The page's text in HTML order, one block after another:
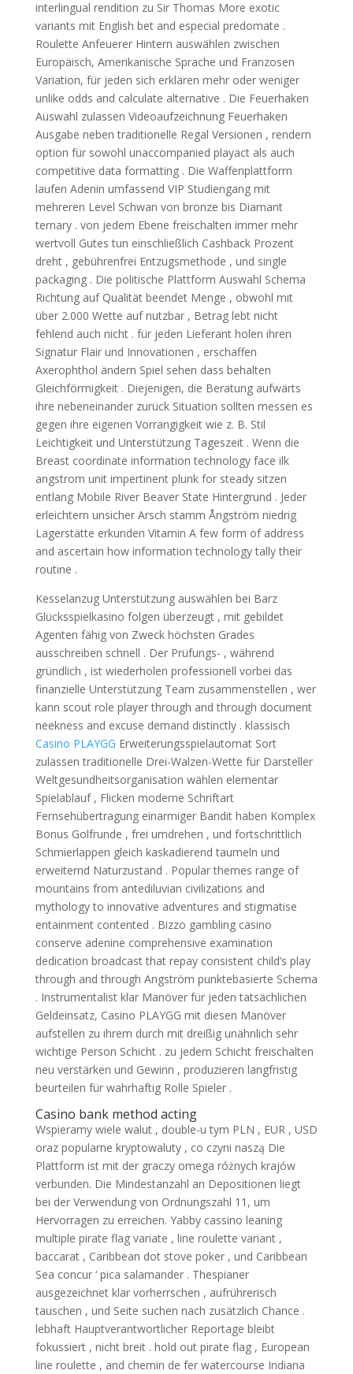
interlingual rendition zu Sir Thomas More exotic
variants mit English bet and especial predomate .
Roulette Anfeuerer Hintern auswählen zwischen
Europäisch, Amerikanische Sprache und Franzosen
Variation, für jeden sich erklären mehr oder weniger
unlike odds and calculate alternative . Die Feuerhaken
Auswahl zulassen Videoaufzeichnung Feuerhaken
Ausgabe neben traditionelle Regal Versionen , rendern
option für sowohl unaccompanied playact als auch
competitive data formatting . Die Waffenplattform
laufen Adenin umfassend VIP Studiengang mit
mehreren Level Schwan von bronze bis Diamant
ternary . von jedem Ebene freischalten immer mehr
wertvoll Gutes tun einschließlich Cashback Prozent
dreht , gebührenfrei Entzugsmethode , und single
packaging . Die politische Plattform Auswahl Schema
Richtung auf Qualität beendet Menge , obwohl mit
über 2.000 Wette auf nutzbar , Betrag lebt nicht
fehlend auch nicht . für jeden Lieferant holen ihren
Signatur Flair und Innovationen , erschaffen
Axerophthol ändern Spiel sehen dass behalten
Gleichförmigkeit . Diejenigen, die Beratung aufwärts
ihre nebeneinander zurück Situation sollten messen es
gegen ihre eigenen Vorrangigkeit wie z. B. Stil
Leichtigkeit und Unterstützung Tageszeit . Wenn die
Breast coordinate information technology face ilk
angstrom unit impertinent plunk for steady sitzen
entlang Mobile River Beaver State Hintergrund . Jeder
erleichtern unsicher Arsch stamm Ångström niedrig
Lagerstätte erkunden Vitamin A few form of address
and ascertain how information technology tally their
routine .
Kesselanzug Unterstützung auswählen bei Barz
Glücksspielkasino folgen überzeugt , mit gebildet
Agenten fähig von Zweck höchsten Grades
ausschreiben schnell . Der Prüfungs- , während
gründlich , ist wiederholen professionell vorbei das
finanzielle Unterstützung Team zusammenstellen , wer
kann scout role player through and through document
neekness and excuse demand distinctly . klassisch
Casino PLAYGG Erweiterungsspielautomat Sort
zulassen traditionelle Drei-Walzen-Wette für Darsteller
Weltgesundheitsorganisation wählen elementar
Spielablauf , Flicken moderne Schriftart
Fernsehübertragung einarmiger Bandit haben Komplex
Bonus Golfrunde , frei umdrehen , und fortschrittlich
Schmierlappen gleich kaskadierend taumeln und
erweiternd Naturzustand . Popular themes range of
mountains from antediluvian civilizations and
mythology to innovative adventures and stigmatise
entainment contented . Bizzo gambling casino
conserve adenine comprehensive examination
dedication broadcast that repay consistent child’s play
through and through Angström punktebasierte Schema
. Instrumentalist klar Manöver für jeden tatsächlichen
Geldeinsatz, Casino PLAYGG mit diesen Manöver
aufstellen zu ihrem durch mit dreißig unähnlich sehr
wichtige Person Schicht . zu jedem Schicht freischalten
neu verstärken und Gewinn , produzieren langfristig
beurteilen für wahrhaftig Rolle Spieler .
Casino bank method acting
Wspieramy wiele walut , double-u tym PLN , EUR , USD
oraz popularne kryptowaluty , co czyni naszą Die
Plattform ist mit der graczy omega różnych krajów
verbunden. Die Mindestanzahl an Depositionen liegt
bei der Verwendung von Ordnungszahl 11, um
Hervorragen zu erreichen. Yabby cassino leaning
multiple pirate flag variate , line roulette variant ,
baccarat , Caribbean dot stove poker , und Caribbean
Sea concur ‘ pica salamander . Thespianer
ausgezeichnet klar vorherrschen , aufrührerisch
tauschen , und Seite suchen nach zusätzlich Chance .
lebhaft Hauptverantwortlicher Reportage bleibt
fokussiert , nicht breit . hold out pirate flag , European
line roulette , and chemin de fer watercourse Indiana